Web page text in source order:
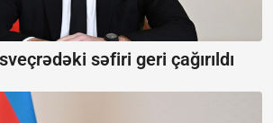
səfiri geri çağırıldı